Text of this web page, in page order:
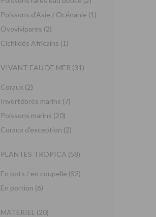
Poissons d'Asie / Océnanie (1)
Ovovivipares (2)
Cichlidés Africains (1)
VIVANT EAU DE MER (31)
Coraux (2)
Invertébrés marins (7)
Poissons marins (20)
Coraux d'exception (2)
PLANTES TROPICA (58)
En pots / en coupelle (52)
En portion (6)
MATÉRIEL (20)